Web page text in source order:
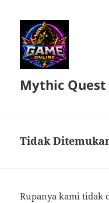
Mythic Quest
Tidak
Rupanya kami tidak